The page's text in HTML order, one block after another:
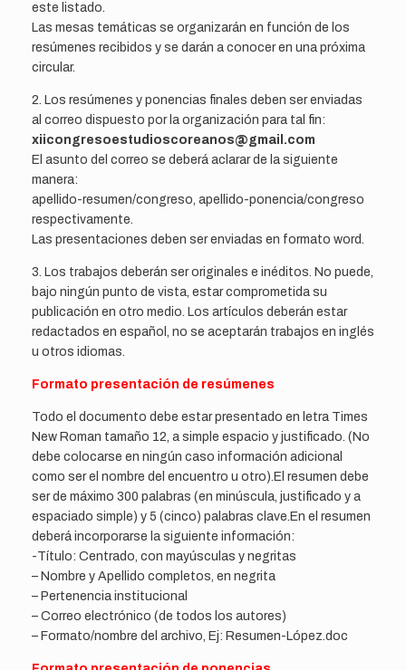
este listado.
Las mesas temáticas se organizarán en función de los
resúmenes recibidos y se darán a conocer en una próxima
circular.
2. Los resúmenes y ponencias finales deben ser enviadas
al correo dispuesto por la organización para tal fin:
xiicongresoestudioscoreanos@gmail.com
El asunto del correo se deberá aclarar de la siguiente
manera:
apellido-resumen/congreso, apellido-ponencia/congreso
respectivamente.
Las presentaciones deben ser enviadas en formato word.
3. Los trabajos deberán ser originales e inéditos. No puede,
bajo ningún punto de vista, estar comprometida su
publicación en otro medio. Los artículos deberán estar
redactados en español, no se aceptarán trabajos en inglés
u otros idiomas.
Formato presentación de resúmenes
Todo el documento debe estar presentado en letra Times
New Roman tamaño 12, a simple espacio y justificado. (No
debe colocarse en ningún caso información adicional
como ser el nombre del encuentro u otro).El resumen debe
ser de máximo 300 palabras (en minúscula, justificado y a
espaciado simple) y 5 (cinco) palabras clave.En el resumen
deberá incorporarse la siguiente información:
-Título: Centrado, con mayúsculas y negritas
– Nombre y Apellido completos, en negrita
– Pertenencia institucional
– Correo electrónico (de todos los autores)
– Formato/nombre del archivo, Ej: Resumen-López.doc